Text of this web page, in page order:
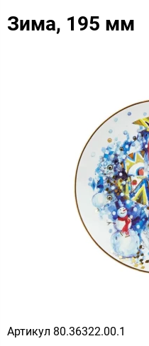
Зима, 195 мм
Артикул 80.36322.00.1